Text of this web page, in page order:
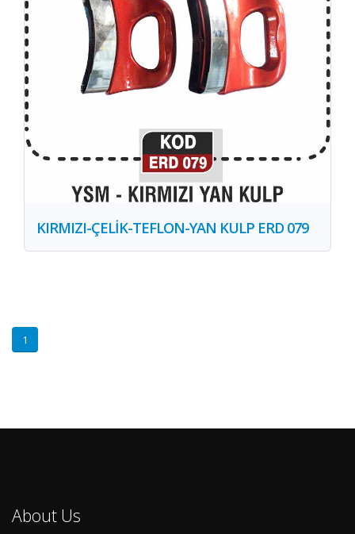
KIRMIZI-ÇELİK-TEFLON-YAN KULP ERD 079
1
About Us